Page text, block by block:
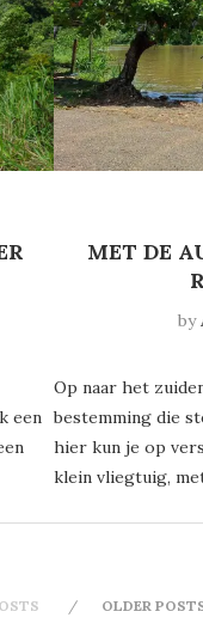
een
MET DE
by
Op naar het
bestemming die
hier kun je op
klein vliegtuig,
OLDER